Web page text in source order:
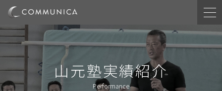
山元塾実績紹介
Performance